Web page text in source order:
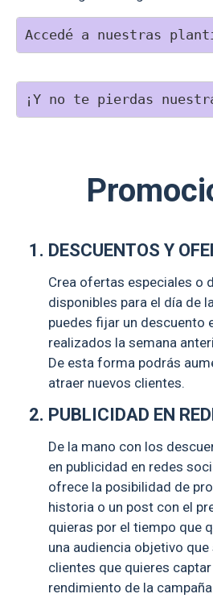
Accedé a nuestras
¡Y no te pierdas
DESCUENTOS Y
Crea ofertas especiales o
disponibles para el día de
puedes fijar un descuento
realizados la semana
De esta forma podrás
atraer nuevos clientes.
PUBLICIDAD EN
De la mano con los
en publicidad en redes
ofrece la posibilidad de
historia o un post con el
quieras por el tiempo que
una audiencia objetivo
clientes que quieres
rendimiento de la